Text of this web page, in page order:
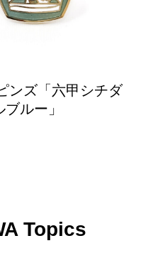
ズ「六甲シチダ
ルー」
Topics